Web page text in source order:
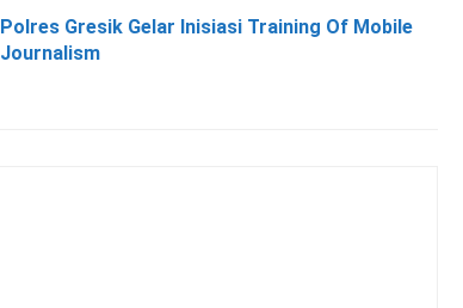
Polres Gresik Gelar Inisiasi Training Of Mobile
Journalism